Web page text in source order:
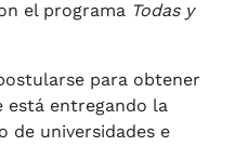
el programa Todas y
para obtener
está entregando la
de universidades e